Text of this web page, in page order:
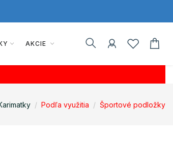
AKCIE
Podľa využitia Športové podložky